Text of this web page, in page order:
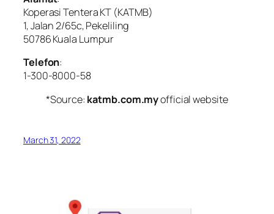
Koperasi Tentera KT (KATMB)
1, Jalan 2/65c, Pekeliling
50786 Kuala Lumpur
Telefon:
1-300-8000-58
*Source: katmb.com.myofficial website
March 31, 2022